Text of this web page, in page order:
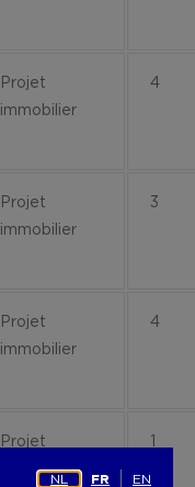
Projet
immobilier
4
Projet
immobilier
3
Projet
immobilier
4
Projet
immobilier
1
NL FR EN